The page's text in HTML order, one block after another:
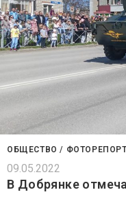
ОБЩЕСТВО /
09.05.2022
В Добрянке